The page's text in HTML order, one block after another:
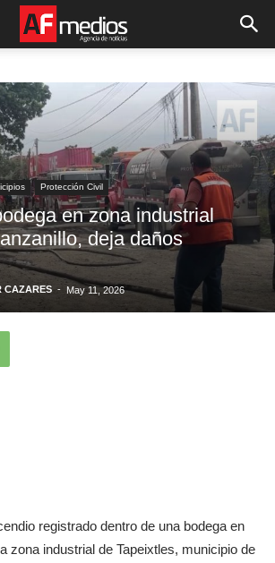
Protección Civil
en zona industrial
deja daños
CAZARES - May 11, 2026
registrado dentro de una bodega en
zona industrial de Tapeixtles, municipio de